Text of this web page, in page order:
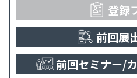
登録
前回展
前回セミナー/